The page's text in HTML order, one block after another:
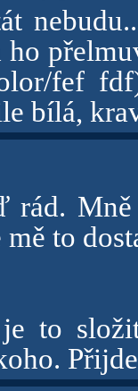
ho
fef
bílá,
rád.
to
to